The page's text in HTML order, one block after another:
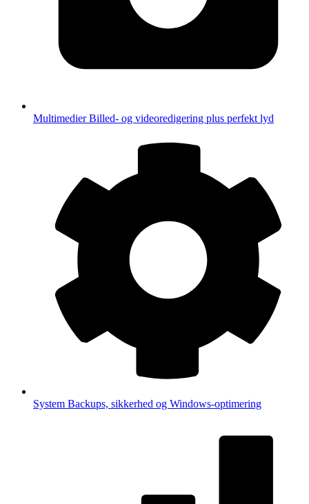
MultimedierBilled- og videoredigering plus perfekt lyd
System Backups, sikkerhed og Windows-optimering